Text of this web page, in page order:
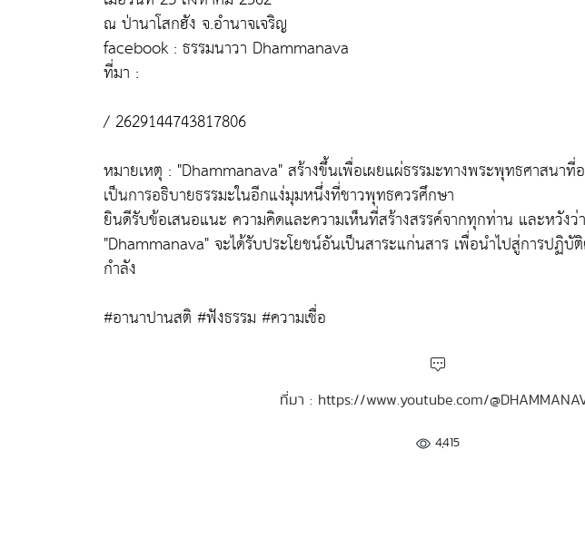
ณ ป่านาโสกฮัง จ.อำนาจเจริญ
facebook : ธรรมนาวา Dhammanava
ที่มา :
/ 2629144743817806
หมายเหตุ : "Dhammanava" สร้างขึ้นเพื่อเผยแผ่ธรรมะทางพระพุทธศาสนา
เป็นการอธิบายธรรมะในอีกแง่มุมหนึ่งที่ชาวพุทธควรศึกษา
ยินดีรับข้อเสนอแนะ ความคิดและความเห็นที่สร้างสรรค์จากทุกท่าน และหวัง
"Dhammanava" จะได้รับประโยชน์อันเป็นสาระแก่นสาร เพื่อนำไปสู่การปฏิ
กำลัง
#อานาปานสติ #ฟังธรรม #ความเชื่อ
ที่มา : https://www.youtube.com/
4,415